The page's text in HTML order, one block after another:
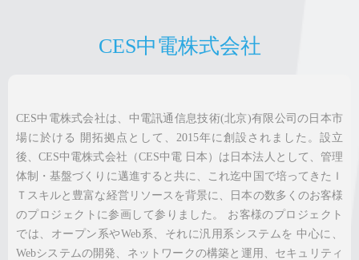
CES中電株式会社
CES中電株式会社は、中電訊通信息技術(北京)有限公司の日本市
場に於ける 開拓拠点として、2015年に創設されました。設立
後、CES中電株式会社（CES中電 日本）は日本法人として、管理
体制・基盤づくりに邁進すると共に、これ迄中国で培ってきたＩ
Ｔスキルと豊富な経営リソースを背景に、日本の数多くのお客様
のプロジェクトに参画して参りました。 お客様のプロジェクト
では、オープン系やWeb系、それに汎用系システムを 中心に、
Webシステムの開発、ネットワークの構築と運用、セキュリティ